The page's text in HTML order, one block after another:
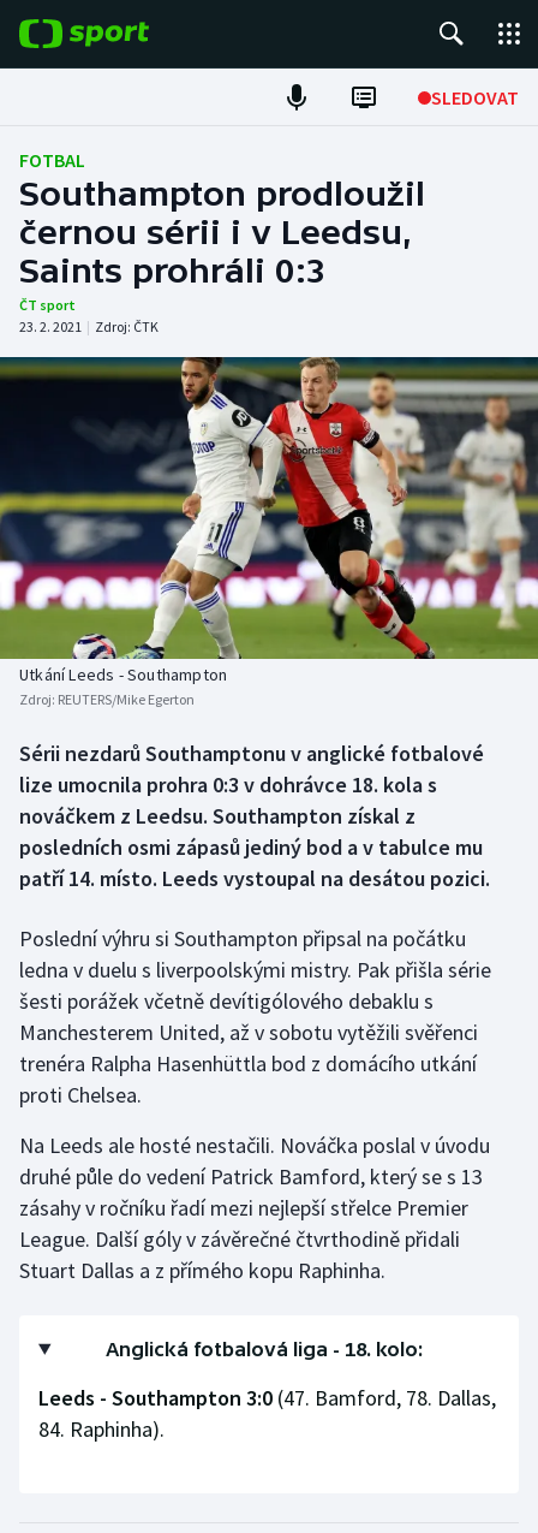
SLEDOVAT
Fotbal
Hokej
Tenis
Atletika
Cyklistika
DALŠÍ SPORTY
Americký fotbal
Baseball a softbal
Basketbal
Biatlon
Box
Curling
Florbal
Futsal
Golf
Gymnastika
Házená
Jezdectví
Krasobruslení
Lezení
NEPŘEHLÉDNĚTE
Soutěže
Historické návraty
Aplikace ČT sport
FOTBAL
Southampton prodloužil
černou sérii i v Leedsu,
Saints prohráli 0:3
ČT sport
23. 2. 2021 | Zdroj: ČTK
Utkání Leeds - Southampton
Zdroj: REUTERS/Mike Egerton
Sérii nezdarů Southamptonu v anglické fotbalové
lize umocnila prohra 0:3 v dohrávce 18. kola s
nováčkem z Leedsu. Southampton získal z
posledních osmi zápasů jediný bod a v tabulce mu
patří 14. místo. Leeds vystoupal na desátou pozici.
Poslední výhru si Southampton připsal na počátku
ledna v duelu s liverpoolskými mistry. Pak přišla série
šesti porážek včetně devítigólového debaklu s
Manchesterem United, až v sobotu vytěžili svěřenci
trenéra Ralpha Hasenhüttla bod z domácího utkání
proti Chelsea.
Na Leeds ale hosté nestačili. Nováčka poslal v úvodu
druhé půle do vedení Patrick Bamford, který se s 13
zásahy v ročníku řadí mezi nejlepší střelce Premier
League. Další góly v závěrečné čtvrthodině přidali
Stuart Dallas a z přímého kopu Raphinha.
Anglická fotbalová liga - 18. kolo:
Leeds - Southampton 3:0 (47. Bamford, 78. Dallas,
84. Raphinha).